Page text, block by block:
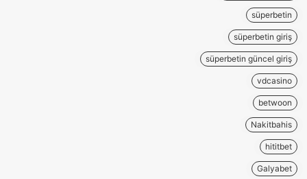
süperbetin
süperbetin giriş
süperbetin güncel giriş
vdcasino
betwoon
Nakitbahis
hititbet
Galyabet